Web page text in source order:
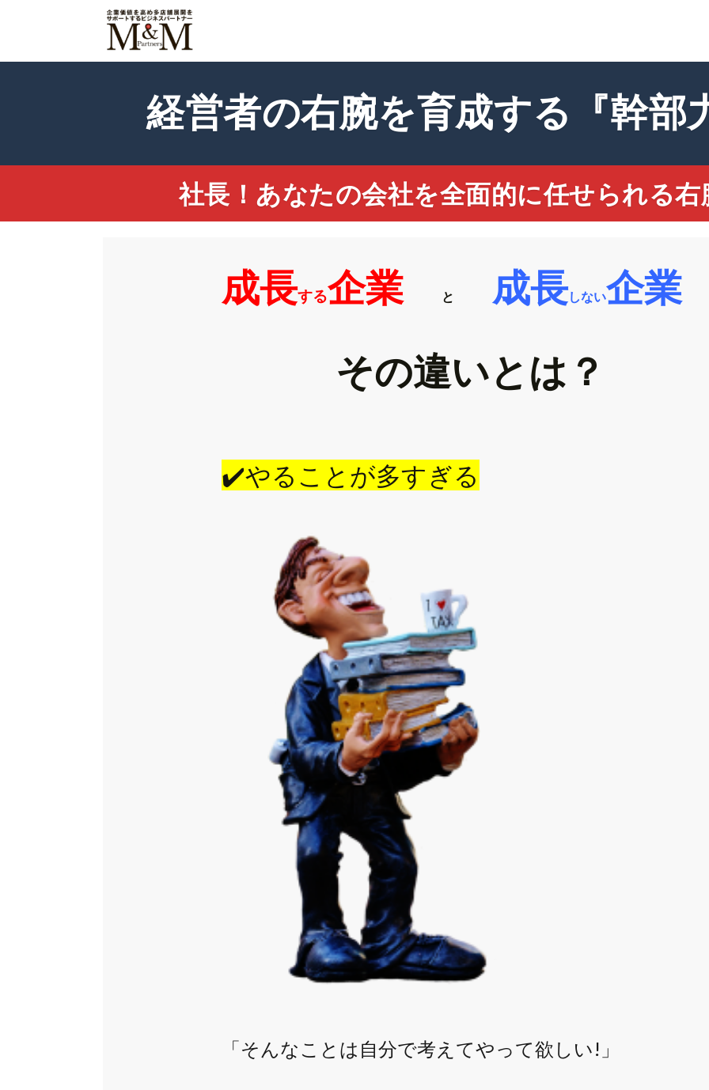
経営者の右腕を育成する『幹部
社長！あなたの会社を全面的に任せられる右
成長する企業 と 成長しない企業
その違いとは？
✔️やることが多すぎる
「そんなことは自分で考えてやって欲しい!」